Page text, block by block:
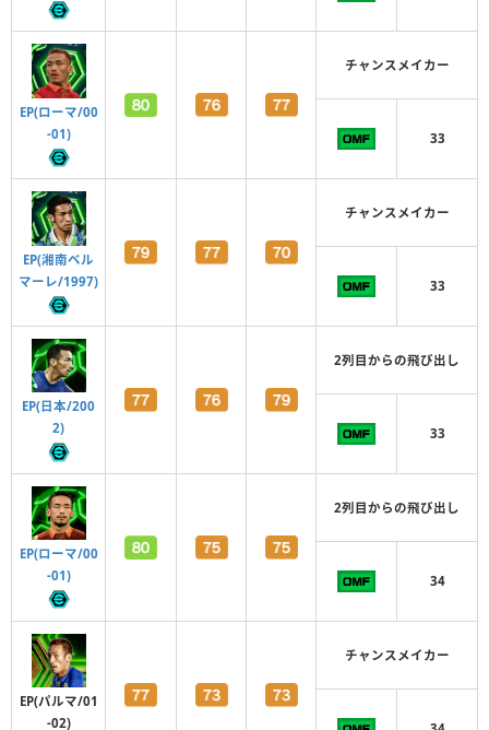
EP(ローマ/00
-01)
チャンスメイカー
33
EP(湘南ベル
マーレ/1997)
チャンスメイカー
33
EP(日本/200
2)
2列目からの飛び出し
33
EP(ローマ/00
-01)
2列目からの飛び出し
34
EP(パルマ/01
-02)
チャンスメイカー